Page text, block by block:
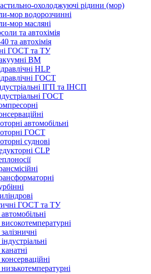
охолоджуючі рідини (мор)
мор водорозчинні
мор масляні
та автохімія
та автохімія
ГОСТ та ТУ
ВМ
HLP
ГОСТ
ІГП та ІНСП
ГОСТ
автомобільні
ГОСТ
суднові
CLP
ГОСТ та ТУ